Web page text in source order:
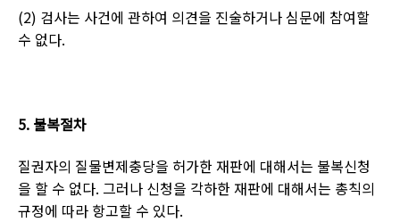
(2) 검사는 사건에 관하여 의견을 진술하거나 심문에 참여할
수 없다.
5. 불복절차
질권자의 질물변제충당을 허가한 재판에 대해서는 불복신청
을 할 수 없다. 그러나 신청을 각하한 재판에 대해서는 총칙의
규정에 따라 항고할 수 있다.